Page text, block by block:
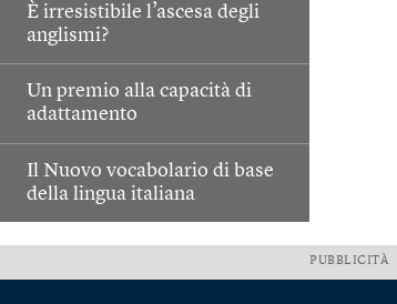
È irresistibile l’ascesa degli
anglismi?
Un premio alla capacità di
adattamento
Il Nuovo vocabolario di base
della lingua italiana
PUBBLICITÀ